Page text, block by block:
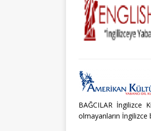
BAĞCILAR İngilizce
olmayanların İngilizce